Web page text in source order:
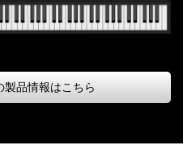
品情報はこちら